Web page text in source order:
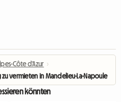
Côte d'Azur ›
vermieten in Mandelieu-La-Napoule -
könnten